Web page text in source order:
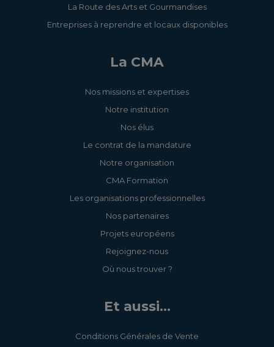
La Route des Arts et Gourmandises
Entreprises à reprendre et locaux disponibles
La CMA
Nos missions et expertises
Notre institution
Nos élus
Le contrat de la mandature
Notre organisation
CMA Formation
Les organisations professionnelles
Nos partenaires
Projets européens
Rejoignez-nous
Où nous trouver ?
Et aussi...
Conditions Générales de Vente